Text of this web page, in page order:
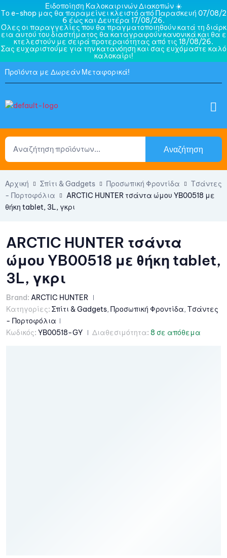
Ειδοποίηση Καλοκαιρινών Διακοπών ☀️
Το e-shop μας θα παραμείνει κλειστό από Παρασκευή 07/08/2
6 έως και Δευτέρα 17/08/26.
Όλες οι παραγγελίες που θα πραγματοποιηθούν κατά τη διάρκ
εια αυτού του διαστήματος θα καταγραφούν κανονικά και θα ε
κτελεστούν με σειρά προτεραιότητας από τις 18/08/26.
Σας ευχαριστούμε για την κατανόηση και σας ευχόμαστε καλό
καλοκαίρι!
Προϊόντα με Δωρεάν Μεταφορικά!
Αναζήτηση
Αρχική Σπίτι & Gadgets Προσωπική Φροντίδα
Τσάντες
- Πορτοφόλια
ARCTIC HUNTER τσάντα ώμου YB00518 με
θήκη tablet, 3L, γκρι
ARCTIC HUNTER τσάντα
ώμου YB00518 με θήκη tablet,
3L, γκρι
Brand: ARCTIC HUNTER
Κατηγορίες: Σπίτι & Gadgets, Προσωπική Φροντίδα, Τσάντες
- Πορτοφόλια
Κωδικός: YB00518-GY Διαθεσιμότητα: 8 σε απόθεμα